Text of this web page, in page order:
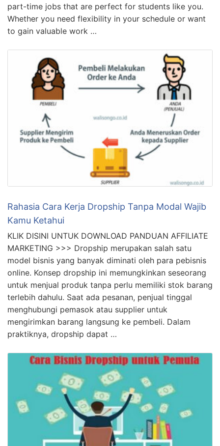
part-time jobs that are perfect for students like you.
Whether you need flexibility in your schedule or want
to gain valuable work …
Rahasia Cara Kerja Dropship Tanpa Modal Wajib
Kamu Ketahui
KLIK DISINI UNTUK DOWNLOAD PANDUAN AFFILIATE
MARKETING >>> Dropship merupakan salah satu
model bisnis yang banyak diminati oleh para pebisnis
online. Konsep dropship ini memungkinkan seseorang
untuk menjual produk tanpa perlu memiliki stok barang
terlebih dahulu. Saat ada pesanan, penjual tinggal
menghubungi pemasok atau supplier untuk
mengirimkan barang langsung ke pembeli. Dalam
praktiknya, dropship dapat …